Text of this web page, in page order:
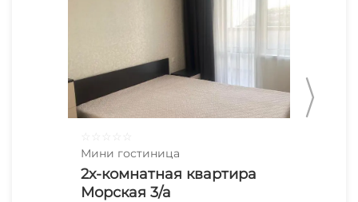
Мини гостиница
2х-комнатная квартира
Морская 3/а